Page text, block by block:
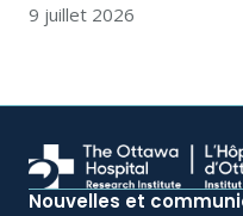
9 juillet 2026
Nouvelles et